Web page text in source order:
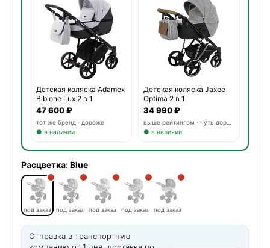
Детская коляска Adamex
Bibione Lux 2 в 1
47 600 ₽
тот же бренд · дороже
● в наличии
Детская коляска Jaxee
Optima 2 в 1
34 990 ₽
● в наличии
Расцветка:Blue
под заказ под заказ под заказ под заказ под заказ
Отправка в транспортную